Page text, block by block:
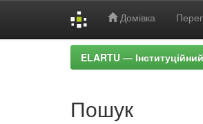
Домівка
ELARTU —
Пошук